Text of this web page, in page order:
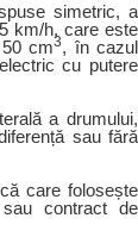
simetric, a
km/h, care este
cm3, în cazul
cu putere
a drumului,
sau fără
care folosește
contract de